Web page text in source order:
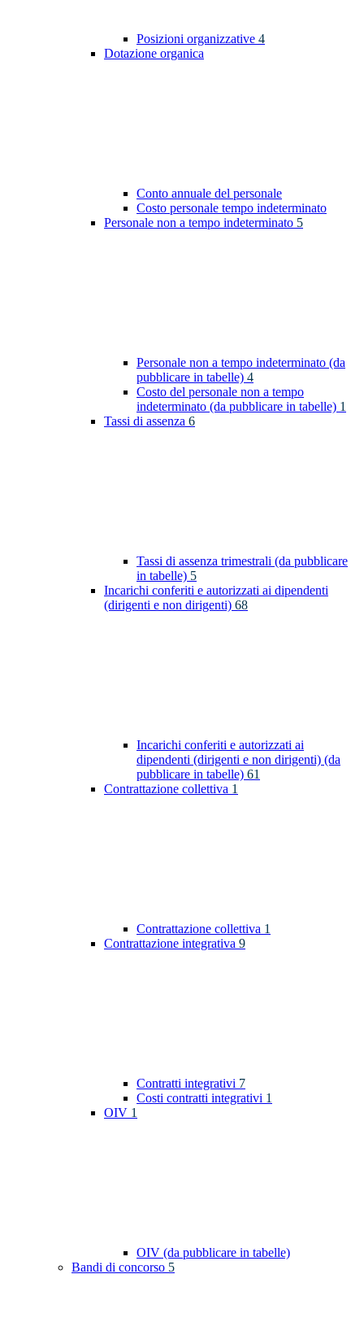
Posizioni organizzative 4
Dotazione organica
Conto annuale del personale
Costo personale tempo indeterminato
Personale non a tempo indeterminato 5
Personale non a tempo indeterminato (da
pubblicare in tabelle) 4
Costo del personale non a tempo
indeterminato (da pubblicare in tabelle) 1
Tassi di assenza 6
Tassi di assenza trimestrali (da pubblicare
in tabelle) 5
Incarichi conferiti e autorizzati ai dipendenti
(dirigenti e non dirigenti) 68
Incarichi conferiti e autorizzati ai
dipendenti (dirigenti e non dirigenti) (da
pubblicare in tabelle) 61
Contrattazione collettiva 1
Contrattazione collettiva 1
Contrattazione integrativa 9
Contratti integrativi 7
Costi contratti integrativi 1
OIV 1
OIV (da pubblicare in tabelle)
Bandi di concorso 5